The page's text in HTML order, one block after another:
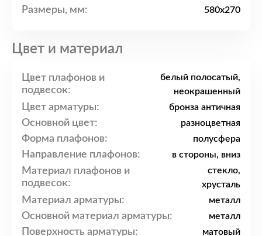
Размеры, мм: 580x270
Цвет и материал
Цвет плафонов и
подвесок:
белый полосатый,
неокрашенный
Цвет арматуры: бронза античная
Основной цвет: разноцветная
Форма плафонов: полусфера
Направление плафонов: в стороны, вниз
Материал плафонов и
подвесок:
стекло,
хрусталь
Материал арматуры: металл
Основной материал арматуры: металл
Поверхность арматуры: матовый